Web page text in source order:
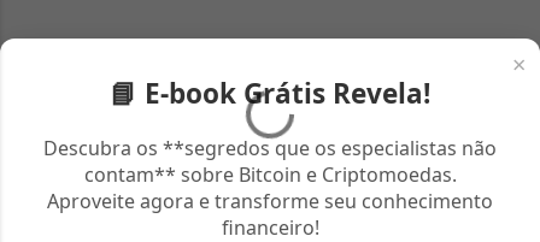
×
📘 E-book Grátis Revela!
Descubra os **segredos que os especialistas não
contam** sobre Bitcoin e Criptomoedas.
Aproveite agora e transforme seu conhecimento
financeiro!
m
t
r